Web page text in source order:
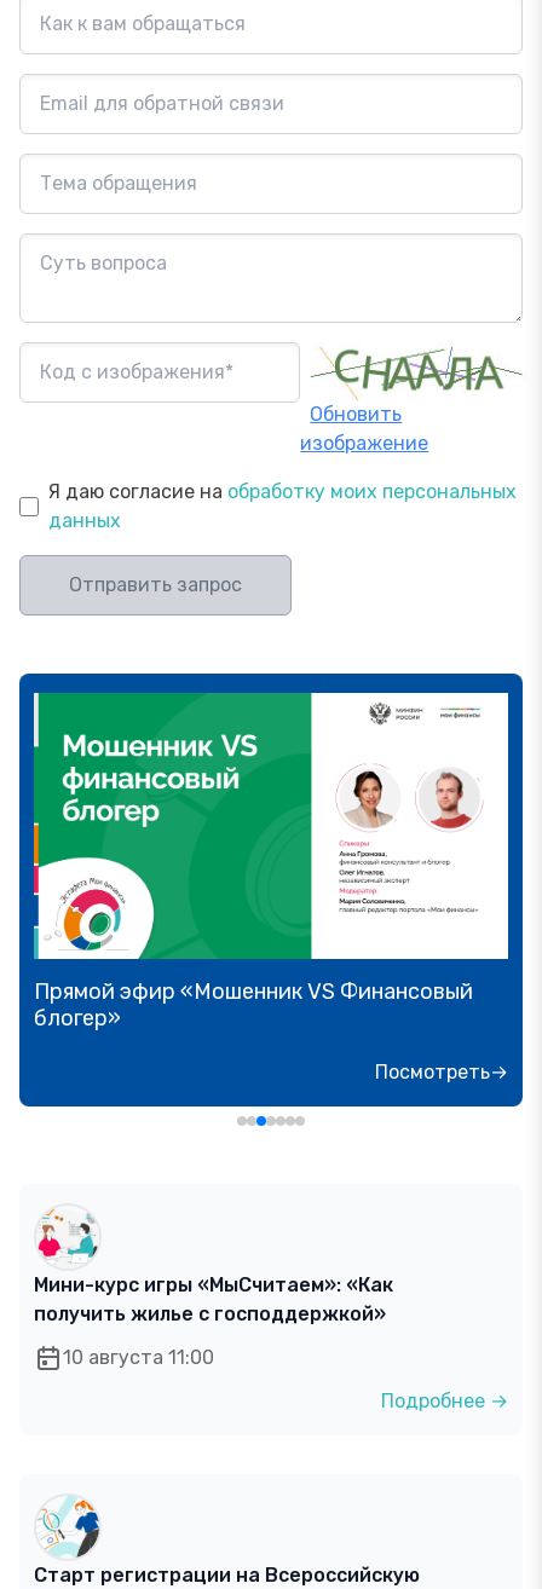
Обновить
изображение
Я даю согласие на обработку моих персональных
данных
Отправить запрос
Прямой эфир «Мошенник VS Финансовый
блогер»
Посмотреть→
Мини-курс игры «МыСчитаем»: «Как
получить жилье с господдержкой»
10 августа 11:00
Подробнее →
Старт регистрации на Всероссийскую